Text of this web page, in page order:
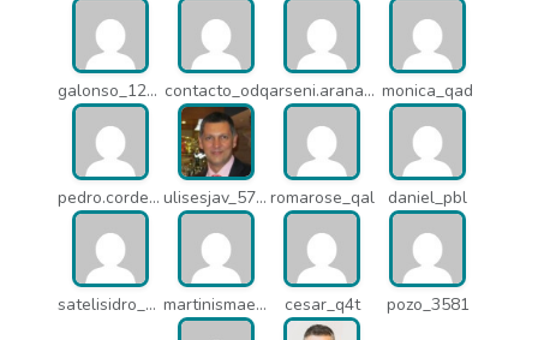
galonso_12031 contacto_odq arseni.arana_16484 monica_qad
pedro.corderonunez_qab ulisesjav_5758 romarose_qal daniel_pbl
satelisidro_pt5 martinismaelima_qbd cesar_q4t pozo_3581